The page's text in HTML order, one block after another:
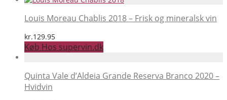
Louis Moreau Chablis 2018 – Frisk og mineralsk vin
kr.129.95
Køb Hos supervin.dk
Quinta Vale d’Aldeia Grande Reserva Branco 2020 –
Hvidvin